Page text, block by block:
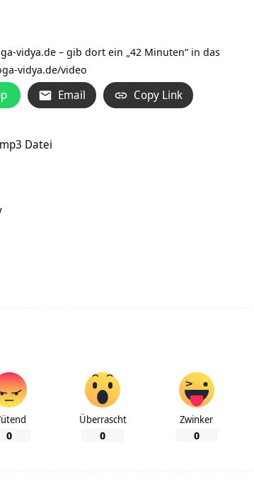
vidya.de – gib dort ein „42 Minuten“ in das
vidya.de/video
Email Copy Link
Datei
0
Überrascht
0
Zwinker
0